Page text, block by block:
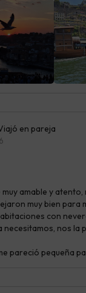
en pareja
amable y
muy bien para
con
necesitamos, nos la
pareció pequeña